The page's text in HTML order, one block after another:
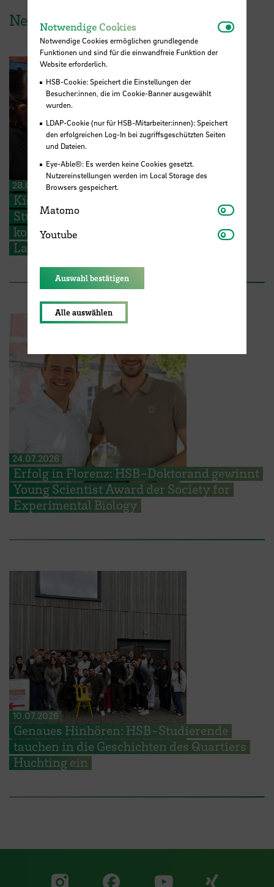
News aus der HSB
28.07.2026
Kieserling Stiftung ermöglicht 48
Studierenden der Hochschule Bremen
kostenlose Zertifikatskurse zur
Ladungssicherung
24.07.2026
Erfolg in Florenz: HSB-Doktorand gewinnt
Young Scientist Award der Society for
Experimental Biology
10.07.2026
Genaues Hinhören: HSB-Studierende
tauchen in die Geschichten des Quartiers
Huchting ein
Zu unserer Facebook
Zu
Notwendige Cookies
Notwendige Cookies ermöglichen grundlegende
Funktionen und sind für die einwandfreie Funktion der
Website erforderlich.
HSB-Cookie: Speichert die Einstellungen der
Besucher:innen, die im Cookie-Banner ausgewählt
wurden.
LDAP-Cookie (nur für HSB-Mitarbeiter:innen): Speichert
den erfolgreichen Log-In bei zugriffsgeschützten Seiten
und Dateien.
Eye-Able®: Es werden keine Cookies gesetzt.
Nutzereinstellungen werden im Local Storage des
Browsers gespeichert.
Matomo Matomo
Youtube Youtube
Auswahl bestätigen
Alle auswählen